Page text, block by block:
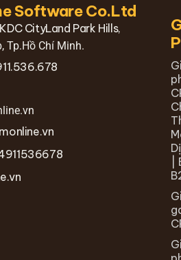
Software Co.Ltd
CityLand Park Hills,
Tp.Hồ Chí Minh.